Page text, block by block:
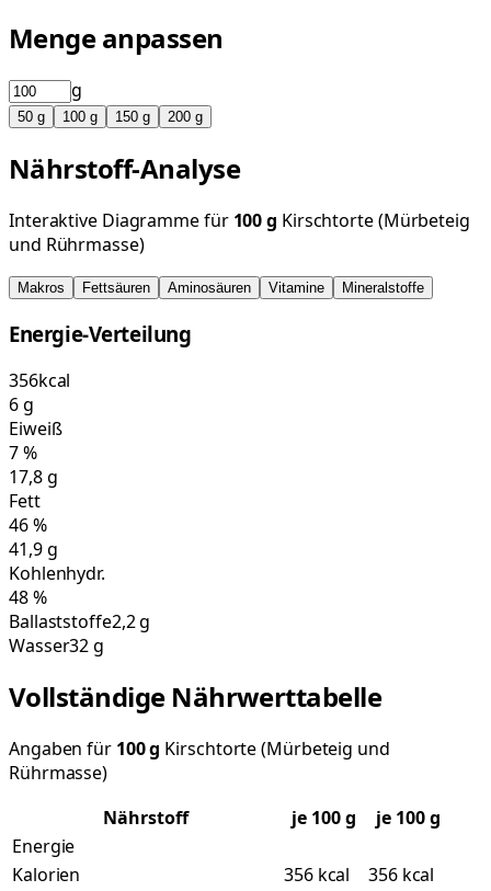
Menge anpassen
g
50 g 100 g 150 g 200 g
Nährstoff-Analyse
Interaktive Diagramme für 100g Kirschtorte (Mürbeteig
und Rührmasse)
Makros Fettsäuren Aminosäuren Vitamine Mineralstoffe
Energie-Verteilung
356kcal
6g
Eiweiß
7%
17,8g
Fett
46%
41,9g
Kohlenhydr.
48%
Ballaststoffe2,2 g
Wasser32 g
Vollständige Nährwerttabelle
Angaben für 100g Kirschtorte (Mürbeteig und
Rührmasse)
Nährstoff
je 100g
je 100 g
Energie
Kalorien
356 kcal 356 kcal